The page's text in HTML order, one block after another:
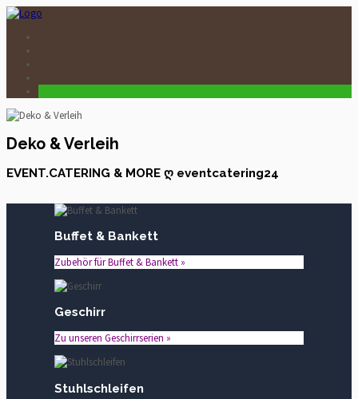
Deko & Verleih
EVENT.CATERING & MORE ღ eventcatering24
Buffet & Bankett
Zubehör für Buffet & Bankett »
Geschirr
Zu unseren Geschirrserien »
Stuhlschleifen